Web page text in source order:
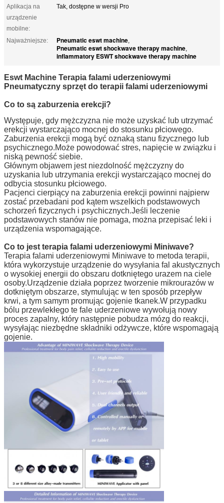
Aplikacja na
urządzenie
mobilne:
Tak, dostępne w wersji Pro
Najważniejsze: Pneumatic eswt machine,
Pneumatic eswt shockwave therapy machine,
inflammatory ESWT shockwave therapy machine
Eswt Machine Terapia falami uderzeniowymi
Pneumatyczny sprzęt do terapii falami uderzeniowymi
Co to są zaburzenia erekcji?
Występuje, gdy mężczyzna nie może uzyskać lub utrzymać
erekcji wystarczająco mocnej do stosunku płciowego.
Zaburzenia erekcji mogą być oznaką stanu fizycznego lub
psychicznego.Może powodować stres, napięcie w związku i
niską pewność siebie.
Głównym objawem jest niezdolność mężczyzny do
uzyskania lub utrzymania erekcji wystarczająco mocnej do
odbycia stosunku płciowego.
Pacjenci cierpiący na zaburzenia erekcji powinni najpierw
zostać przebadani pod kątem wszelkich podstawowych
schorzeń fizycznych i psychicznych.Jeśli leczenie
podstawowych stanów nie pomaga, można przepisać leki i
urządzenia wspomagające.
Co to jest terapia falami uderzeniowymi Miniwave?
Terapia falami uderzeniowymi Miniwave to metoda terapii,
która wykorzystuje urządzenie do wysyłania fal akustycznych
o wysokiej energii do obszaru dotkniętego urazem na ciele
osoby.Urządzenie działa poprzez tworzenie mikrourazów w
dotkniętym obszarze, stymulując w ten sposób przepływ
krwi, a tym samym promując gojenie tkanek.W przypadku
bólu przewlekłego te fale uderzeniowe wywołują nowy
proces zapalny, który następnie pobudza mózg do reakcji,
wysyłając niezbędne składniki odżywcze, które wspomagają
gojenie.